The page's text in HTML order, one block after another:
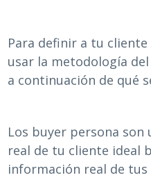
Para definir a tu
usar la metodología
a continuación de qué
Los buyer persona
real de tu cliente ideal
información real de tus